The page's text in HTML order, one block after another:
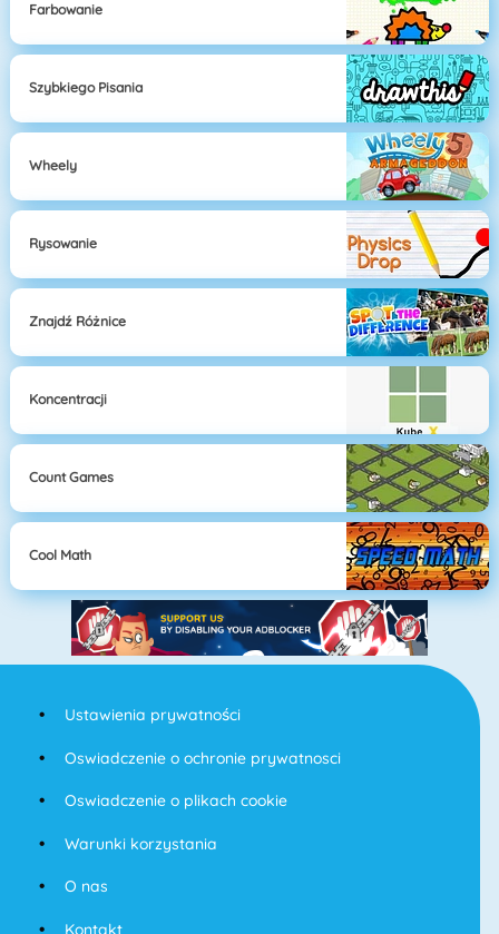
Farbowanie
Szybkiego Pisania
Wheely
Rysowanie
Znajdź Różnice
Koncentracji
Count Games
Cool Math
Ustawienia prywatności
Oswiadczenie o ochronie prywatnosci
Oswiadczenie o plikach cookie
Warunki korzystania
O nas
Kontakt